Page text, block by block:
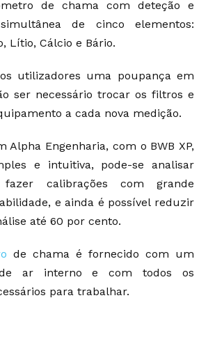
de chama com deteção e
de cinco elementos:
Lítio, Cálcio e Bário.
utilizadores uma poupança em
ser necessário trocar os filtros e
a cada nova medição.
Alpha Engenharia, com o BWB XP,
e intuitiva, pode-se analisar
calibrações com grande
e ainda é possível reduzir
até 60 por cento.
de chama é fornecido com um
de ar interno e com todos os
para trabalhar.